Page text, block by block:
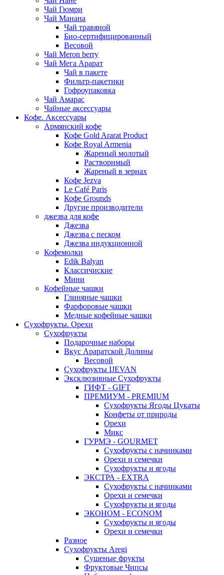
Чай Гюмри
Чай Манана
Чай травяной
Био-сертифицированный
Весовой
Чай Meron berry
Чай Мега Арарат
Чай в пакете
Фильтр-пакетики
Гофроупаковка
Чай Амарас
Чайные аксессуары
Кофе. Аксессуары
Армянский кофе
Кофе Gold Ararat Product
Кофе Royal Armenia
Жареный молотый
Растворимый
Жареный в зернах
Кофе Jezva
Le Café Paris
Кофе Grounds
Другие производители
джезва для кофе
Джезва
Джезва с песком
Джезва индукционной
Кофемолки
Edik Balyan
Классичиские
Мини
Кофейные чашки
Глиняные чашки
Фарфоровые чашки
Медные кофейные чашки
Сухофрукты. Орехи
Сухофрукты
Подарочные наборы
Вкус Араратской Долины
Весовой
Сухофрукты IJEVAN
Эксклюзивные Сухофрукты
ГИФТ - GIFT
ПРЕМИУМ - PREMIUM
Сухофрукты Ягоды Цукаты
Конфеты от природы
Орехи
Микс
ГУРМЭ - GOURMET
Сухофрукты с начинками
Орехи и семечки
Сухофрукты и ягоды
ЭКСТРА - EXTRA
Сухофрукты с начинками
Орехи и семечки
Сухофрукты и ягоды
ЭКОНОМ - ECONOM
Сухофрукты и ягоды
Орехи и семечки
Разное
Сухофрукты Aregi
Сушеные фрукты
Фруктовые Чипсы